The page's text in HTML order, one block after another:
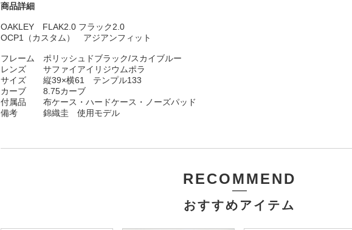
商品詳細
OAKLEY FLAK2.0 フラック2.0
OCP1（カスタム） アジアンフィット
フレーム ポリッシュドブラック/スカイブルー
レンズ サファイアイリジウムポラ
サイズ 縦39×横61 テンプル133
カーブ 8.75カーブ
付属品 布ケース・ハードケース・ ノーズパッド
備考 錦織圭 使用モデル
RECOMMEND
おすすめアイテム